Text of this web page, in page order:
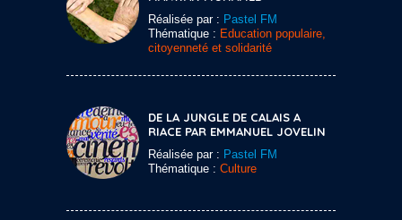
Réalisée par : Pastel FM
Thématique : Education populaire,
citoyenneté et solidarité
DE LA JUNGLE DE CALAIS A
RIACE PAR EMMANUEL JOVELIN
Réalisée par : Pastel FM
Thématique : Culture